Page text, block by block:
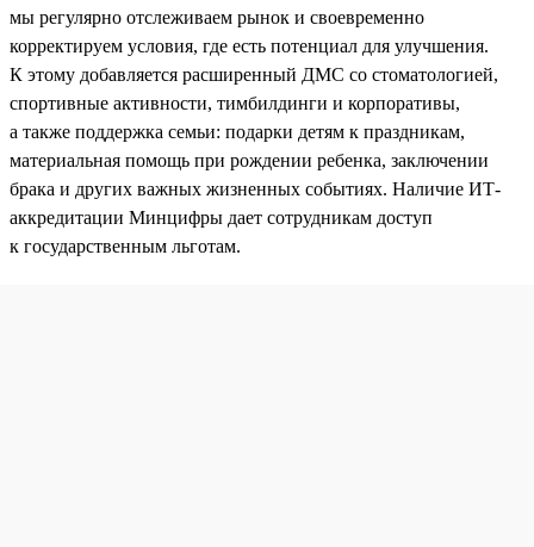
мы регулярно отслеживаем рынок и своевременно
корректируем условия, где есть потенциал для улучшения.
К этому добавляется расширенный ДМС со стоматологией,
спортивные активности, тимбилдинги и корпоративы,
а также поддержка семьи: подарки детям к праздникам,
материальная помощь при рождении ребенка, заключении
брака и других важных жизненных событиях. Наличие ИТ-
аккредитации Минцифры дает сотрудникам доступ
к государственным льготам.